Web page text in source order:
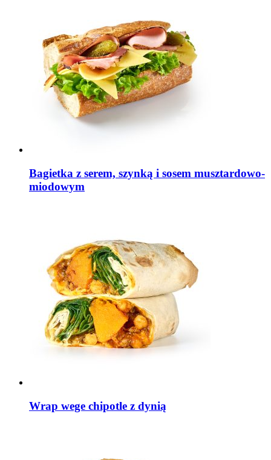
Bagietka z serem, szynką i sosem musztardowo-
miodowym
Wrap wege chipotle z dynią